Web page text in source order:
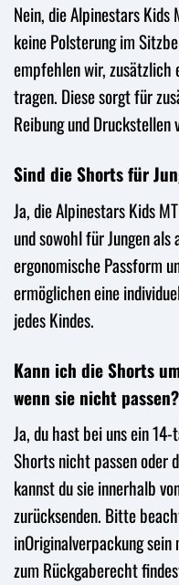
Nein, die Alpinestars
keine Polsterung im
empfehlen wir, zusätzlich
tragen. Diese sorgt für
Reibung und Druckstellen
Sind die Shorts für
Ja, die Alpinestars Kids
und sowohl für Jungen
ergonomische Passform
ermöglichen eine
jedes Kindes.
Kann ich die Shorts
wenn sie nicht passen?
Ja, du hast bei uns ein
Shorts nicht passen oder
kannst du sie innerhalb
zurücksenden. Bitte
inOriginalverpackung
zum Rückgaberecht